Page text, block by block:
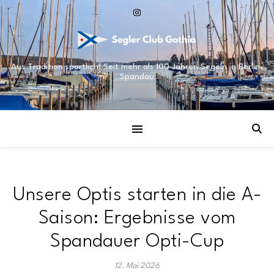
Aus Tradition sportlich! Seit mehr als 100 Jahren Segeln in Berlin-
Spandau
Unsere Optis starten in die A-
Saison: Ergebnisse vom
Spandauer Opti-Cup
12. Mai 2026